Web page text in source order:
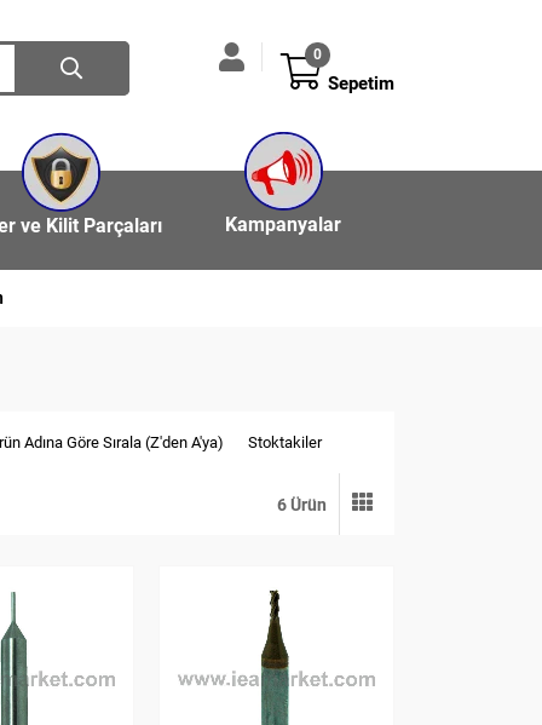
Sepetim
0
ve Kilit Parçaları Kampanyalar
Adına Göre Sırala (Z'den A'ya) Stoktakiler
6 Ürün